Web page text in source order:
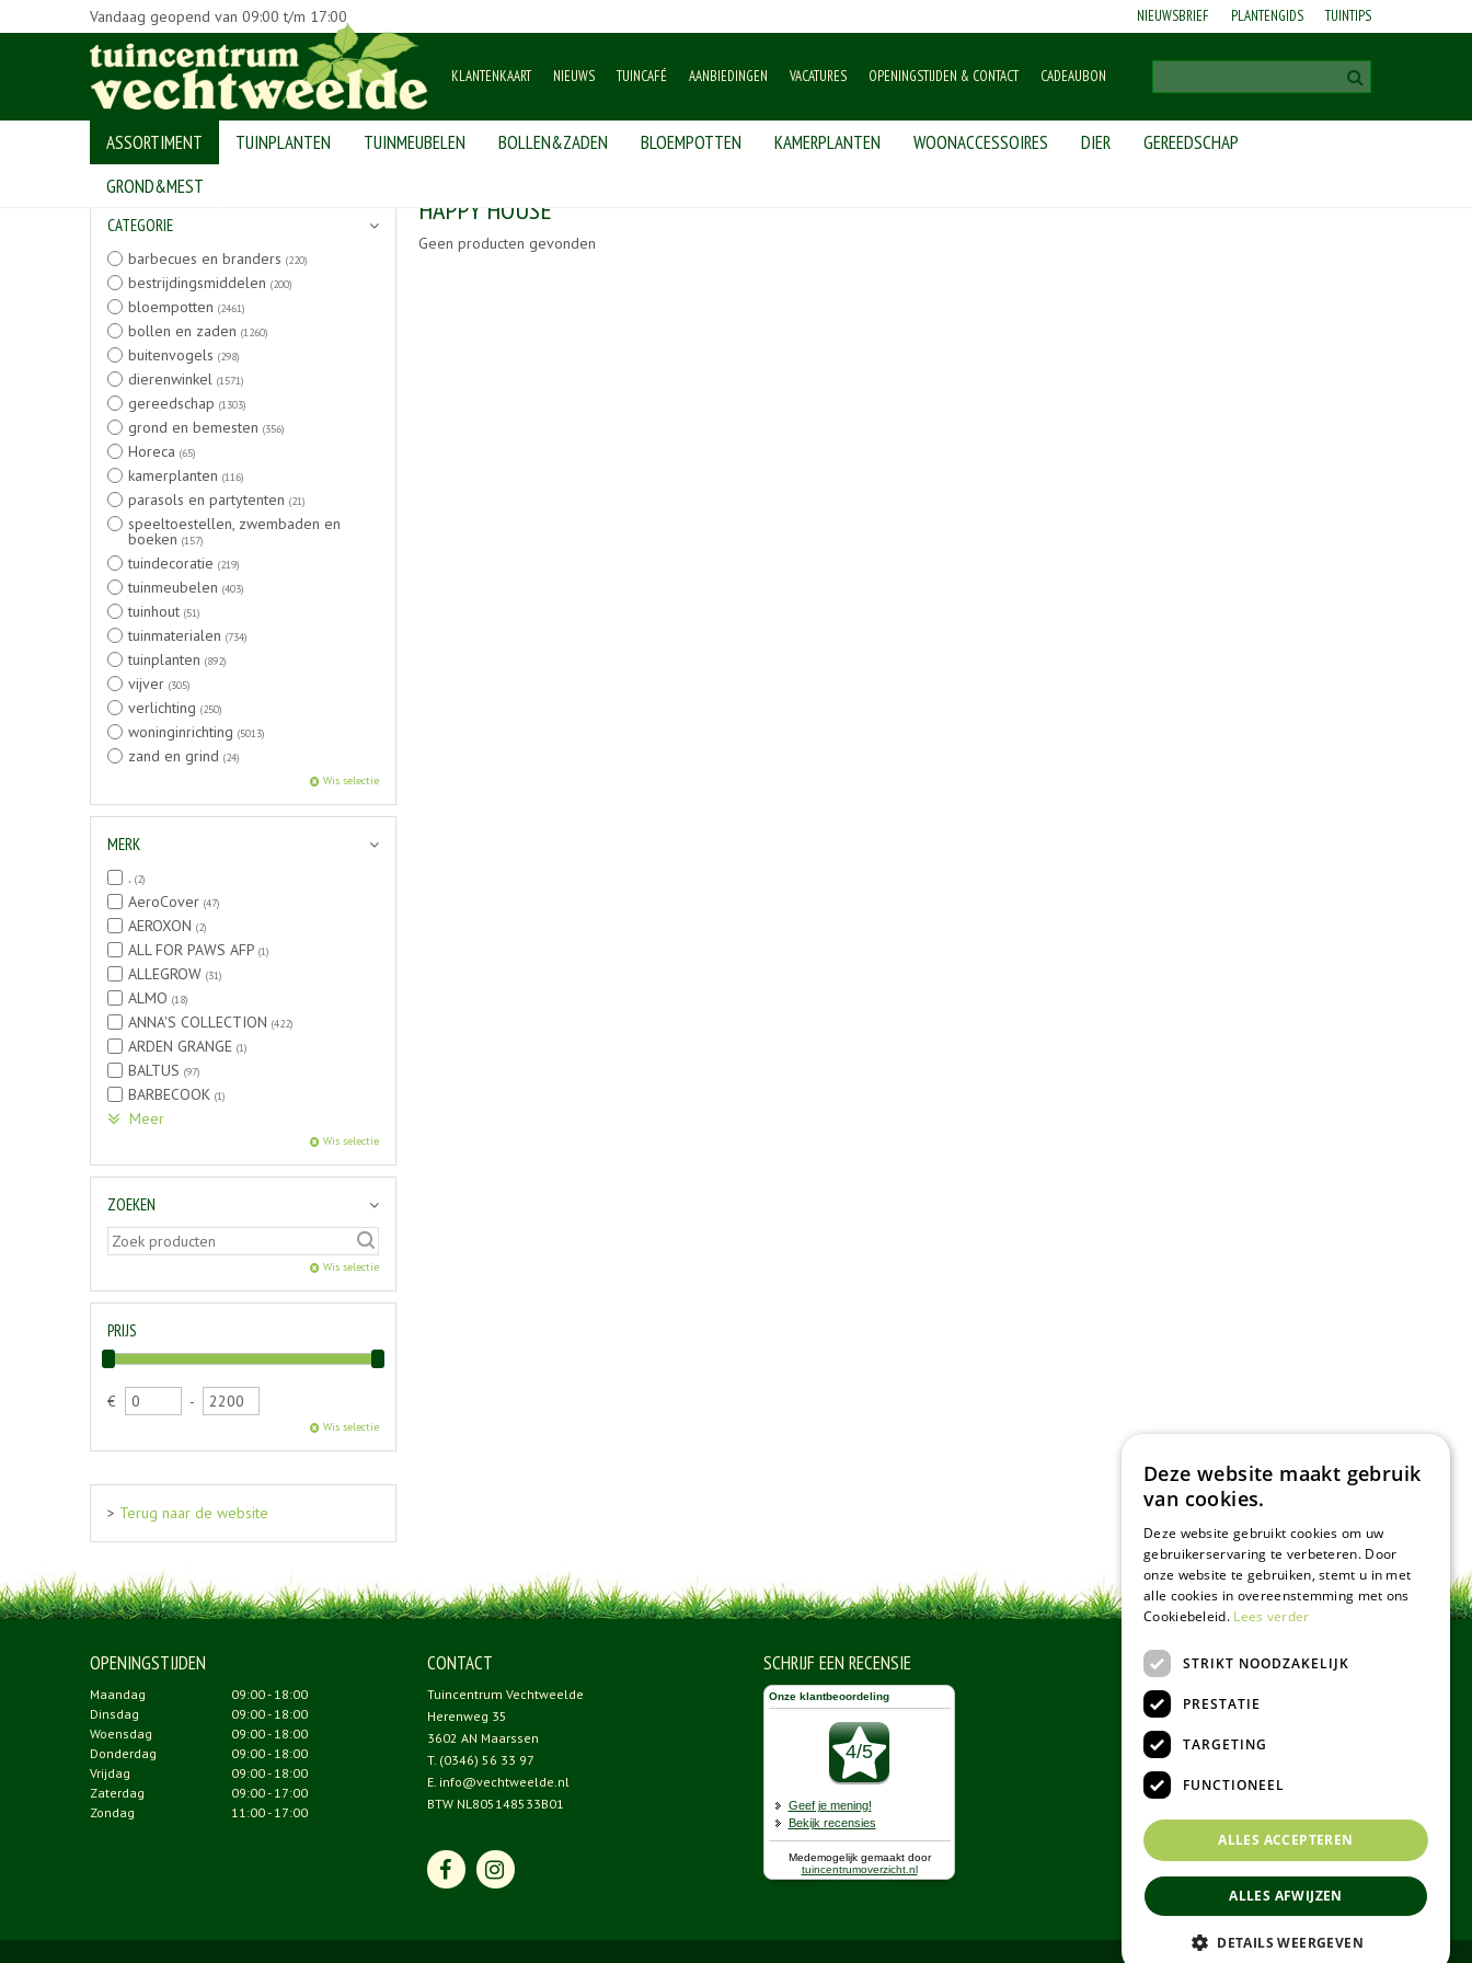
Home > Producten
Vandaag geopend van 09:00 t/m 17:00 NIEUWSBRIEF PLANTENGIDS TUINTIPS
KLANTENKAART NIEUWS TUINCAFÉ AANBIEDINGEN VACATURES OPENINGSTIJDEN & CONTACT CADEAUBON
ASSORTIMENT TUINPLANTEN TUINMEUBELEN BOLLEN&ZADEN BLOEMPOTTEN KAMERPLANTEN WOONACCESSOIRES DIER
GEREEDSCHAP
GROND&MEST
HAPPY HOUSE
Geen producten gevonden
CATEGORIE
barbecues en branders (220)
bestrijdingsmiddelen (200)
bloempotten (2461)
bollen en zaden (1260)
buitenvogels (298)
dierenwinkel (1571)
gereedschap (1303)
grond en bemesten (356)
Horeca (65)
kamerplanten (116)
parasols en partytenten (21)
speeltoestellen, zwembaden en
boeken (157)
tuindecoratie (219)
tuinmeubelen (403)
tuinhout (51)
tuinmaterialen (734)
tuinplanten (892)
vijver (305)
verlichting (250)
woninginrichting (5013)
zand en grind (24)
Wis selectie
MERK
. (2)
AeroCover (47)
AEROXON (2)
ALL FOR PAWS AFP (1)
ALLEGROW (31)
ALMO (18)
ANNA'S COLLECTION (422)
ARDEN GRANGE (1)
BALTUS (97)
BARBECOOK (1)
Meer
Wis selectie
ZOEKEN
Wis selectie
PRIJS
€ -
Wis selectie
> Terug naar de website
OPENINGSTIJDEN
Maandag
09:00 - 18:00
Dinsdag
09:00 - 18:00
Woensdag
09:00 - 18:00
Donderdag
09:00 - 18:00
Vrijdag
09:00 - 18:00
Zaterdag
09:00 - 17:00
Zondag
11:00 - 17:00
CONTACT
Tuincentrum Vechtweelde
Herenweg 35
3602 AN Maarssen
T. (0346) 56 33 97
E. info@vechtweelde.nl
BTW NL805148533B01
SCHRIJF EEN RECENSIE
Deze website maakt gebruik
van cookies.
Deze website gebruikt cookies om uw
gebruikerservaring te verbeteren. Door
onze website te gebruiken, stemt u in met
alle cookies in overeenstemming met ons
Cookiebeleid. Lees verder
STRIKT NOODZAKELIJK
PRESTATIE
TARGETING
FUNCTIONEEL
ALLES ACCEPTEREN
ALLES AFWIJZEN
DETAILS WEERGEVEN